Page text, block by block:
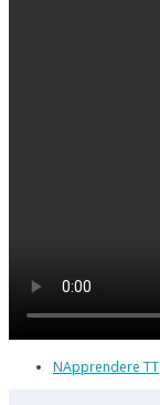
NApprendere TT